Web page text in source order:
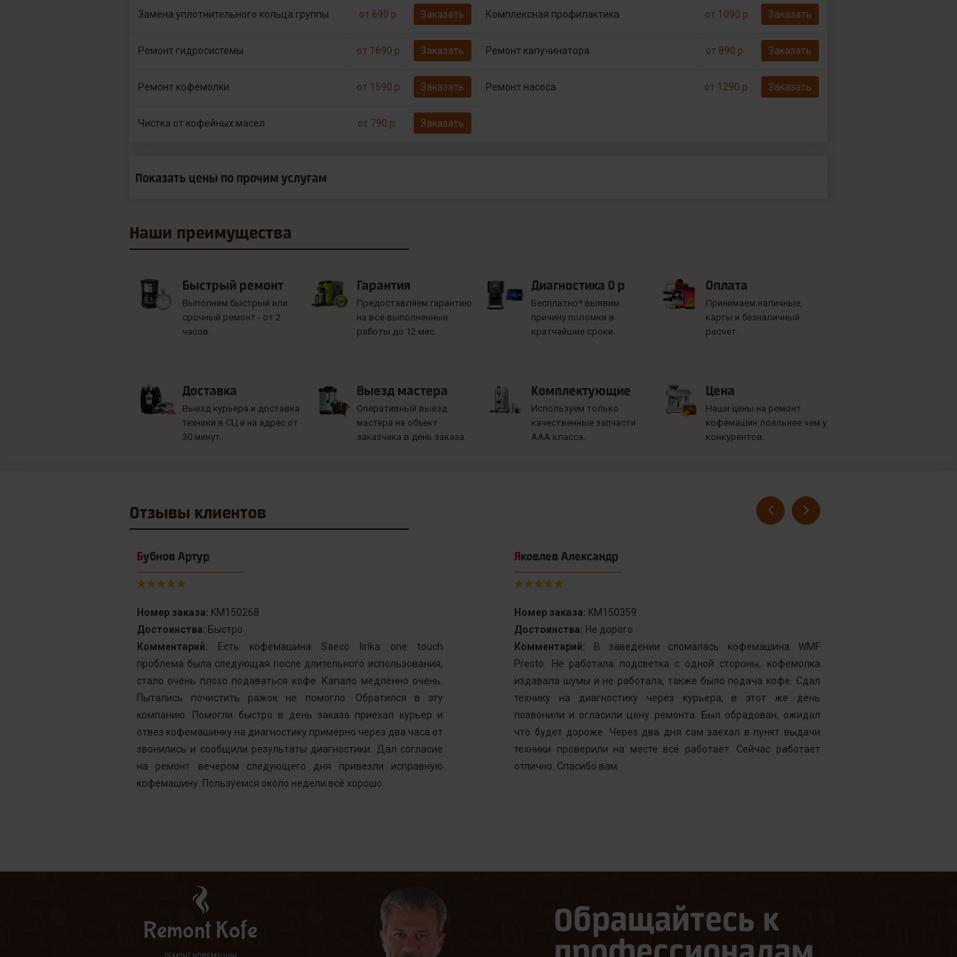
Замена уплотнительного кольца группы от 690 р Заказать Комплексная профилактика от 1090 р Заказать
Ремонт гидросистемы от 1690 р Заказать Ремонт капучинатора от 890 р Заказать
Ремонт кофемолки от 1590 р Заказать Ремонт насоса от 1290 р Заказать
Чистка от кофейных масел от 790 р Заказать
Показать цены по прочим услугам
Наши преимущества
Быстрый ремонт
Выполним быстрый или
срочный ремонт - от 2
часов.
Гарантия
Предоставляем гарантию
на все выполненные
работы до 12 мес.
Диагностика 0 р
Бесплатно* выявим
причину поломки в
кратчайшие сроки.
Оплата
Принимаем наличные,
карты и безналичный
расчет.
Доставка
Выезд курьера и доставка
техники в СЦ и на адрес от
30 минут.
Выезд мастера
Оперативный выезд
мастера на объект
заказчика в день заказа.
Комплектующие
Используем только
качественные запчасти
ААА класса.
Цена
Наши цены на ремонт
кофемашин лояльнее чем у
конкурентов.
Отзывы клиентов
Бубнов Артур
Номер заказа: KM150268
Достоинства: Быстро
Комментарий: Есть кофемашина Saeco lirika one touch
проблема была следующая после длительного использования,
стало очень плохо подаваться кофе. Капало медленно очень.
Пытались почистить ражок не помогло. Обратился в эту
компанию. Помогли быстро в день заказа приехал курьер и
отвез кофемашинку на диагностику примерно через два часа от
звонились и сообщили результаты диагностики. Дал согласие
на ремонт вечером следующего дня привезли исправную
кофемашину. Пользуемся около недели всё хорошо.
Яковлев Александр
Номер заказа: KM150359
Достоинства: Не дорого
Комментарий: В заведении сломалась кофемашина WMF
Presto. Не работала подсветка с одной стороны, кофемолка
издавала шумы и не работала, также было подача кофе. Сдал
технику на диагностику через курьера, в этот же день
позвонили и огласили цену ремонта. Был обрадован, ожидал
что будет дороже. Через два дня сам заехал в пункт выдачи
техники проверили на месте всё работает. Сейчас работает
отлично. Спасибо вам.
Обращайтесь к